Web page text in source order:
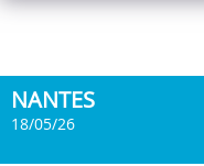
NANTES
18/05/26